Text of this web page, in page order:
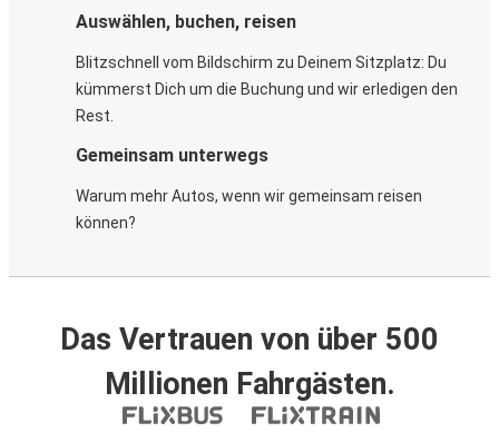
Auswählen, buchen, reisen
Blitzschnell vom Bildschirm zu Deinem Sitzplatz: Du
kümmerst Dich um die Buchung und wir erledigen den
Rest.
Gemeinsam unterwegs
Warum mehr Autos, wenn wir gemeinsam reisen
können?
Das Vertrauen von über 500
Millionen Fahrgästen.